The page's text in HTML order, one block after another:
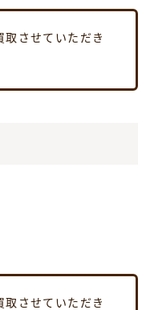
させていただき
させていただき